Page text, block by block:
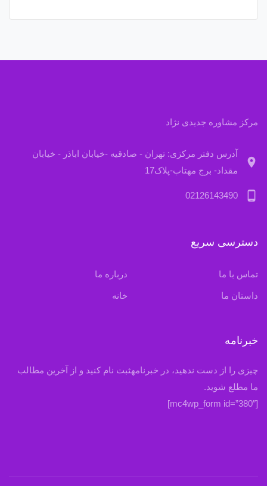
مرکز مشاوره جدیدی نژاد
location_on
آدرس دفتر مرکزی: تهران - صادقیه -خیابان اباذر - خیابان
مقداد- برج مهتاب-پلاک17
phone_android
02126143490
دسترسی سریع
تماس با ما درباره ما
داستان ما خانه
خبرنامه
چیزی را از دست ندهید، در خبرنامهثبت نام کنید و از آخرین مطالب
ما مطلع شوید.
[mc4wp_form id=”380″]